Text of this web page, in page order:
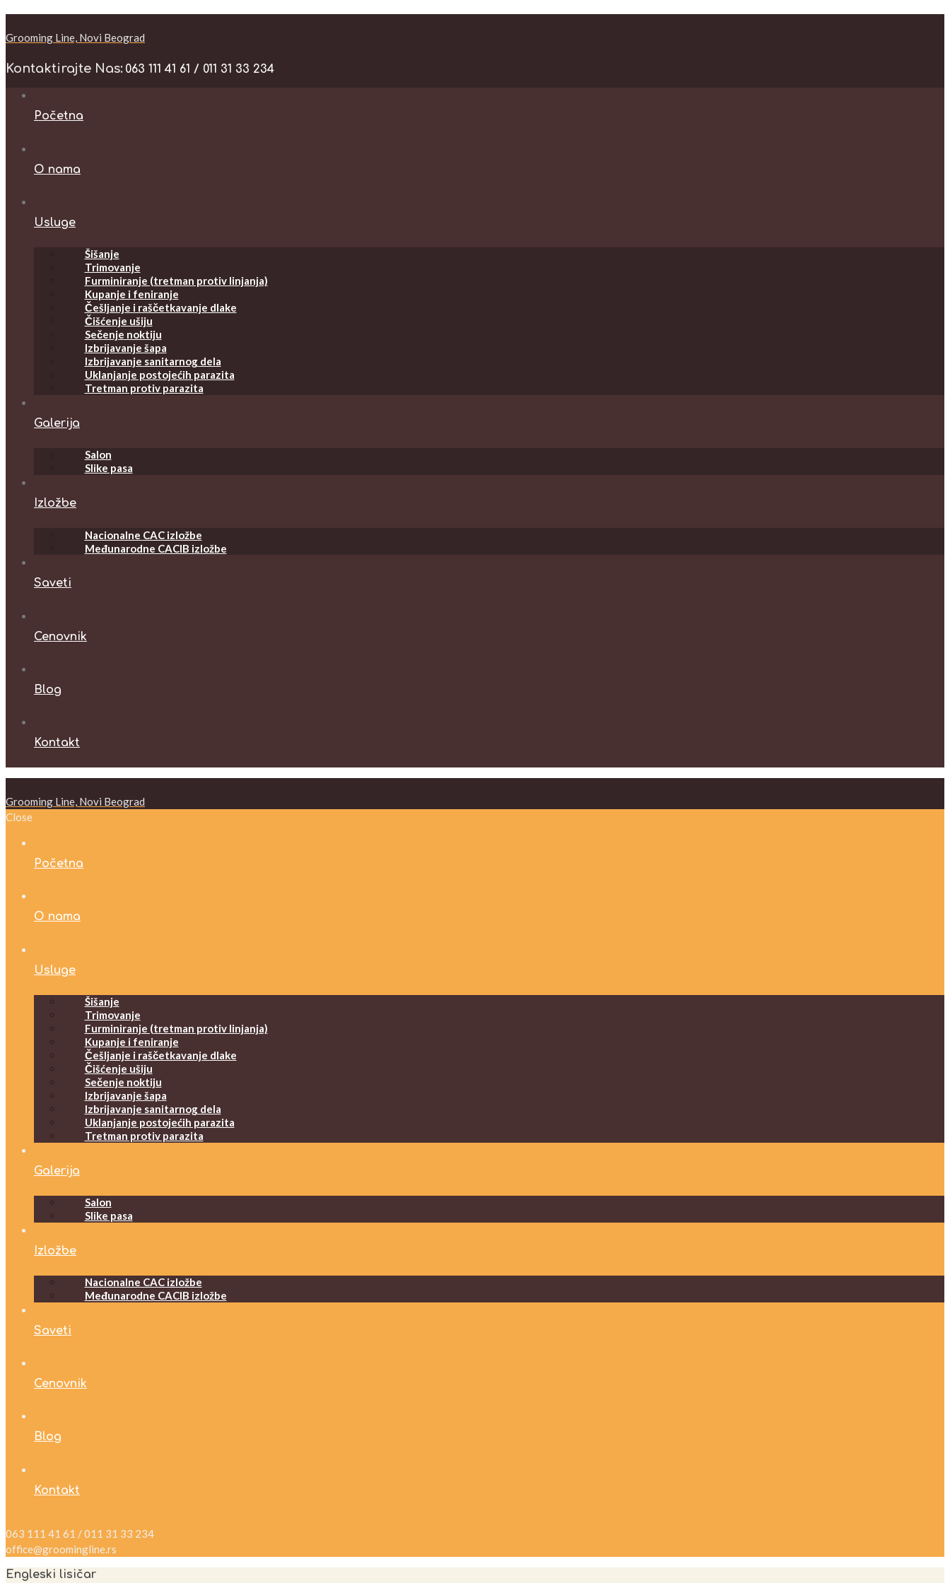
Grooming Line, Novi Beograd
Kontaktirajte Nas: 063 111 41 61 / 011 31 33 234
Početna
O nama
Usluge
Šišanje
Trimovanje
Furminiranje (tretman protiv linjanja)
Kupanje i feniranje
Češljanje i raščetkavanje dlake
Čišćenje ušiju
Sečenje noktiju
Izbrijavanje šapa
Izbrijavanje sanitarnog dela
Uklanjanje postojećih parazita
Tretman protiv parazita
Galerija
Salon
Slike pasa
Izložbe
Nacionalne CAC izložbe
Međunarodne CACIB izložbe
Saveti
Cenovnik
Blog
Kontakt
Grooming Line, Novi Beograd
Close
Početna
O nama
Usluge
Šišanje
Trimovanje
Furminiranje (tretman protiv linjanja)
Kupanje i feniranje
Češljanje i raščetkavanje dlake
Čišćenje ušiju
Sečenje noktiju
Izbrijavanje šapa
Izbrijavanje sanitarnog dela
Uklanjanje postojećih parazita
Tretman protiv parazita
Galerija
Salon
Slike pasa
Izložbe
Nacionalne CAC izložbe
Međunarodne CACIB izložbe
Saveti
Cenovnik
Blog
Kontakt
063 111 41 61 / 011 31 33 234
office@groomingline.rs
Engleski lisičar